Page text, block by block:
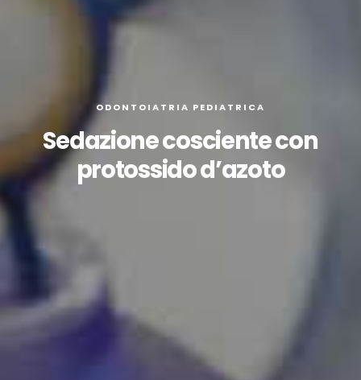
ODONTOIATRIA PEDIATRICA
Sedazione cosciente con
protossido d’azoto